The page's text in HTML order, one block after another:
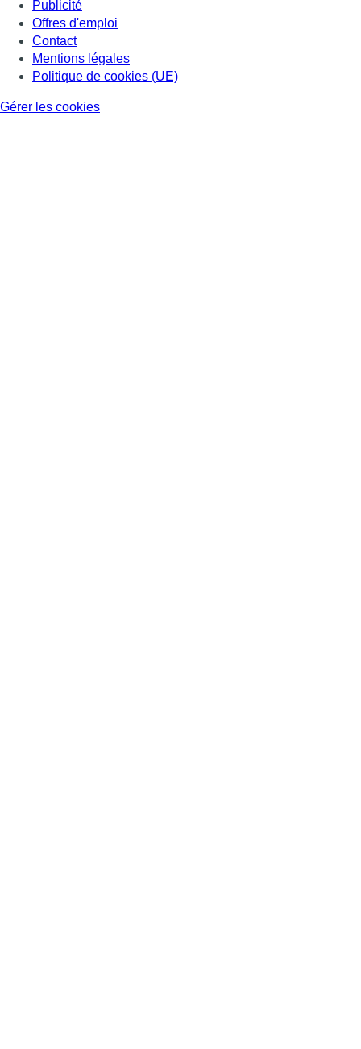
Publicité
Offres d'emploi
Contact
Mentions légales
Politique de cookies (UE)
Gérer les cookies